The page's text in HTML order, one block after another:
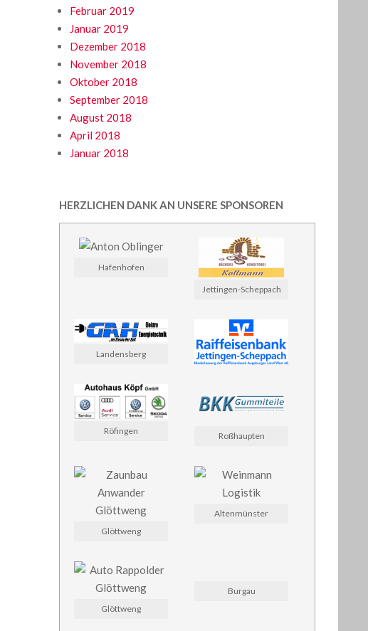
Februar 2019
Januar 2019
Dezember 2018
November 2018
Oktober 2018
September 2018
August 2018
April 2018
Januar 2018
HERZLICHEN DANK AN UNSERE SPONSOREN
Hafenhofen
Jettingen-Scheppach
Landensberg
Röfingen Roßhaupten
Glöttweng
Altenmünster
Glöttweng
Burgau